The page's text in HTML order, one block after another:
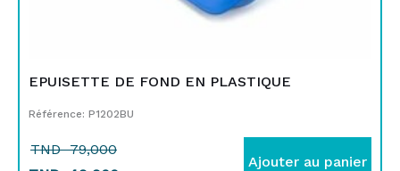
EPUISETTE DE FOND EN PLASTIQUE
Référence: P1202BU
TND79,000
Ajouter au panier